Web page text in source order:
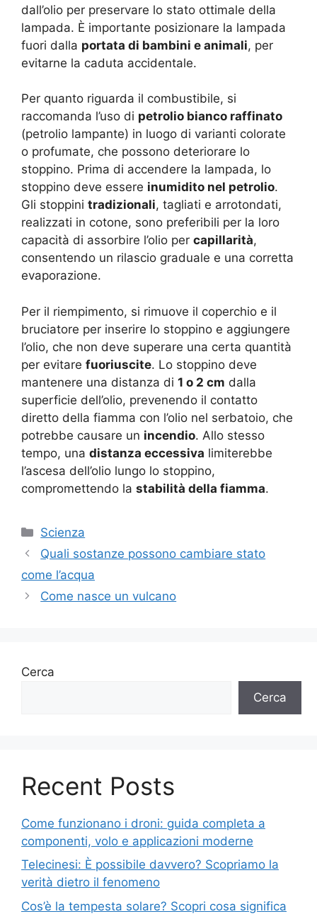
dall’olio per preservare lo stato ottimale della
lampada. È importante posizionare la lampada
fuori dalla portata di bambini e animali, per
evitarne la caduta accidentale.
Per quanto riguarda il combustibile, si
raccomanda l’uso di petrolio bianco raffinato
(petrolio lampante) in luogo di varianti colorate
o profumate, che possono deteriorare lo
stoppino. Prima di accendere la lampada, lo
stoppino deve essere inumidito nel petrolio.
Gli stoppini tradizionali, tagliati e arrotondati,
realizzati in cotone, sono preferibili per la loro
capacità di assorbire l’olio per capillarità,
consentendo un rilascio graduale e una corretta
evaporazione.
Per il riempimento, si rimuove il coperchio e il
bruciatore per inserire lo stoppino e aggiungere
l’olio, che non deve superare una certa quantità
per evitare fuoriuscite. Lo stoppino deve
mantenere una distanza di 1 o 2 cm dalla
superficie dell’olio, prevenendo il contatto
diretto della fiamma con l’olio nel serbatoio, che
potrebbe causare un incendio. Allo stesso
tempo, una distanza eccessiva limiterebbe
l’ascesa dell’olio lungo lo stoppino,
compromettendo la stabilità della fiamma.
Categorie
Scienza
Quali sostanze possono cambiare stato
come l’acqua
Come nasce un vulcano
Cerca
Cerca
Recent Posts
Come funzionano i droni: guida completa a
componenti, volo e applicazioni moderne
Telecinesi: È possibile davvero? Scopriamo la
verità dietro il fenomeno
Cos’è la tempesta solare? Scopri cosa significa